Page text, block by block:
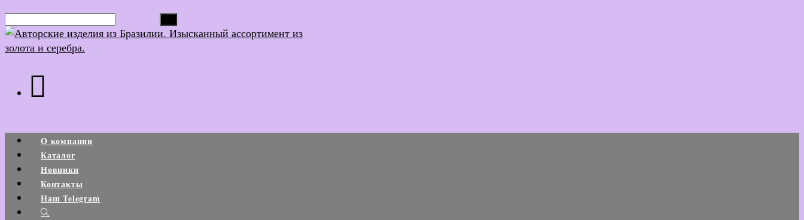
Перейти
к
содержимому
О компании
Каталог
Новинки
Контакты
Наш Telegram